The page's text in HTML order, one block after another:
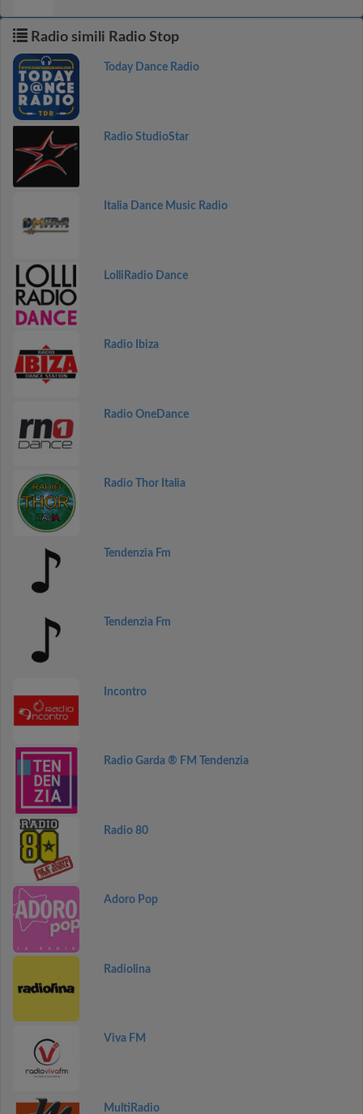
Radio simili Radio Stop
Today Dance Radio
Radio StudioStar
Italia Dance Music Radio
LolliRadio Dance
Radio Ibiza
Radio OneDance
Radio Thor Italia
Tendenzia Fm
Tendenzia Fm
Incontro
Radio Garda ® FM Tendenzia
Radio 80
Adoro Pop
Radiolina
Viva FM
MultiRadio